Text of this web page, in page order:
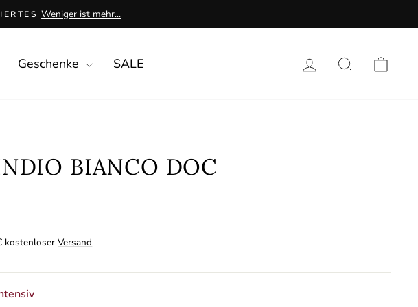
Weniger ist mehr...
Geschenke SALE Log in Search
BIANCO DOC
kostenloserVersand